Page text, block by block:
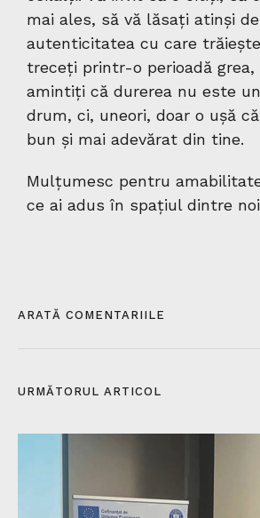
mai ales, să vă lăsați atinși de
autenticitatea cu care
treceți printr-o perioadă grea,
amintiți că durerea nu este
drum, ci, uneori, doar o ușă
bun și mai adevărat din tine.
Mulțumesc pentru
ce ai adus în spațiul dintre
ARATĂ COMENTARIILE
URMĂTORUL ARTICOL​